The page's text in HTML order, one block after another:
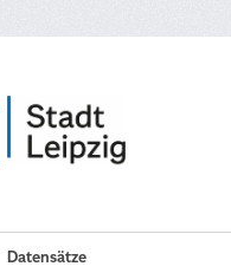
Datensätze